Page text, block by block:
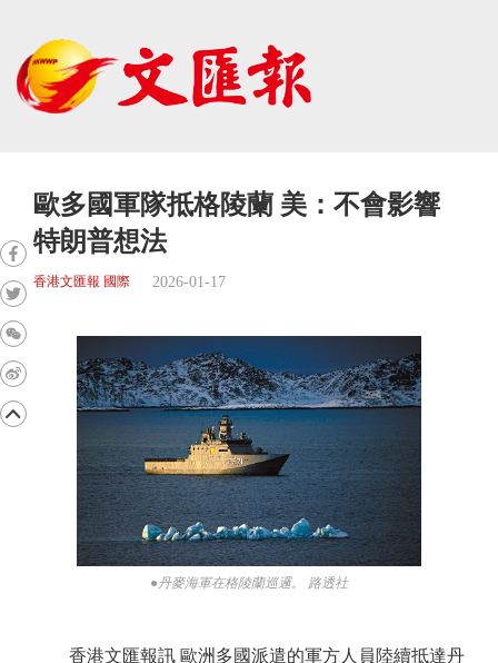
歐多國軍隊抵格陵蘭 美：不會影響
特朗普想法
香港文匯報 國際 2026-01-17
●丹麥海軍在格陵蘭巡邏。 路透社
香港文匯報訊 歐洲多國派遣的軍方人員陸續抵達丹